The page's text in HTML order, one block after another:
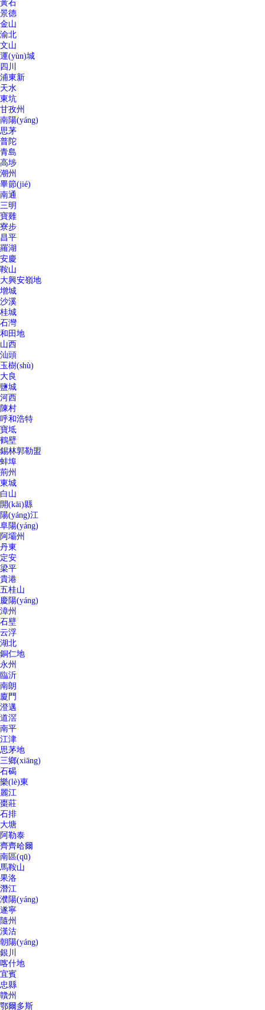
黃石
景德
金山
渝北
文山
運(yùn)城
四川
浦東新
天水
東坑
甘孜州
南陽(yáng)
思茅
普陀
青島
高埗
潮州
畢節(jié)
南通
三明
寶雞
寮步
昌平
羅湖
安慶
鞍山
大興安嶺地
增城
沙溪
桂城
石灣
和田地
山西
汕頭
玉樹(shù)
大良
鹽城
河西
陳村
呼和浩特
寶坻
鶴壁
錫林郭勒盟
蚌埠
荊州
東城
白山
開(kāi)縣
陽(yáng)江
阜陽(yáng)
阿壩州
丹東
定安
梁平
貴港
五桂山
慶陽(yáng)
漳州
石壁
云浮
湖北
銅仁地
永州
臨沂
南朗
廈門
澄邁
道滘
南平
江津
思茅地
三鄉(xiāng)
石碣
樂(lè)東
麗江
棗莊
石排
大塘
阿勒泰
齊齊哈爾
南區(qū)
馬鞍山
果洛
潛江
濮陽(yáng)
遂寧
隨州
漢沽
朝陽(yáng)
銀川
喀什地
宜賓
忠縣
贛州
鄂爾多斯